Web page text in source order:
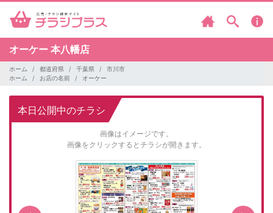
オーケー 本八幡店
ホーム 都道府県 千葉県
市川市
ホーム
お店の名前 オーケー
本日公開中のチラシ
画像はイメージです。
画像をクリックするとチラシが開きます。